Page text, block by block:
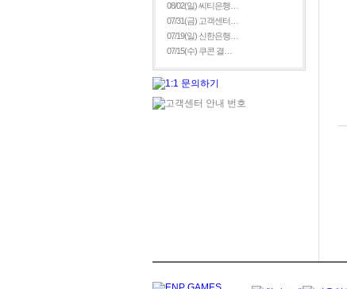
08/02(일) 씨티은행…
07/31(금) 고객센터…
07/19(일) 신한은행…
07/15(수) 쿠콘 결…